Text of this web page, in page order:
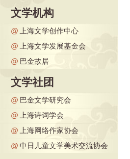
文学机构
@
上海文学创作中心
@
上海文学发展基金会
@ 巴金故居
文学社团
@ 巴金文学研究会
@
上海诗词学会
@
上海网络作家协会
@ 中日儿童文学美术交流协会